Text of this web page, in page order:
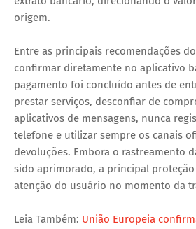
origem.
Entre as principais recomendações
confirmar diretamente no aplicativo
pagamento foi concluído antes de
prestar serviços, desconfiar de
aplicativos de mensagens, nunca
telefone e utilizar sempre os canais
devoluções. Embora o rastreamento
sido aprimorado, a principal
atenção do usuário no momento da
Leia Também: União Europeia